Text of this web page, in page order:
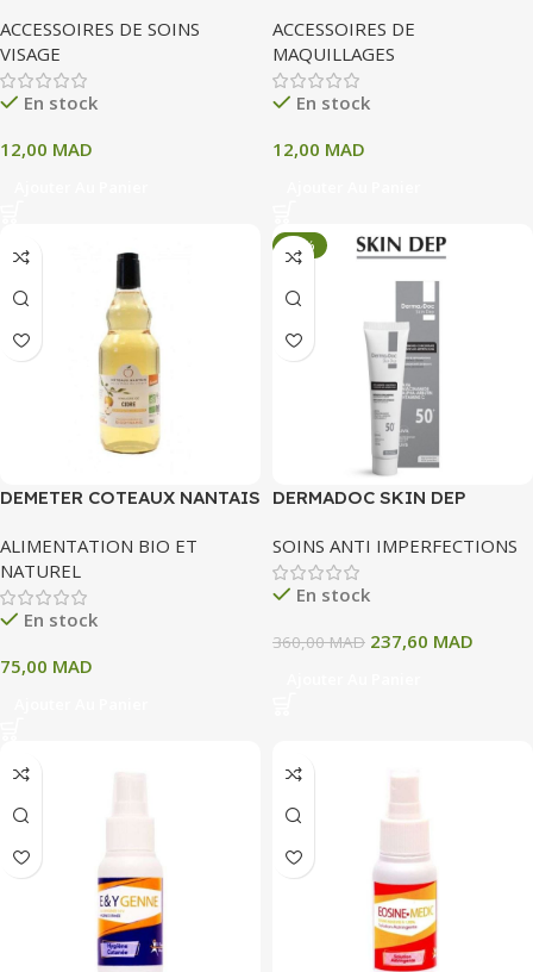
ACCESSOIRES DE SOINS
VISAGE
En stock
12,00 MAD
ACCESSOIRES DE
MAQUILLAGES
En stock
12,00 MAD
DEMETER COTEAUX NANTAIS
ALIMENTATION BIO ET
NATUREL
En stock
75,00 MAD
-34%
DERMADOC SKIN DEP
IMPERFECTION 40 ML
SOINS ANTI IMPERFECTIONS
En stock
360,00MAD 237,60 MAD